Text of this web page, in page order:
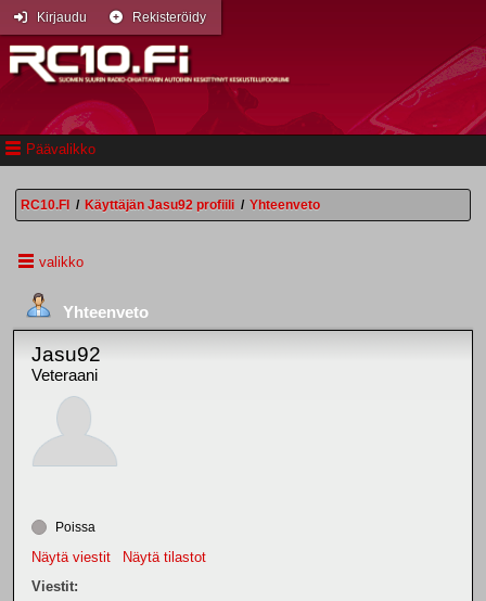
Päävalikko
Kirjaudu Rekisteröidy
RC10.FI / Käyttäjän Jasu92 profiili / Yhteenveto
valikko
Yhteenveto
Jasu92
Veteraani
Poissa
Näytä viestit
Näytä tilastot
Viestit: